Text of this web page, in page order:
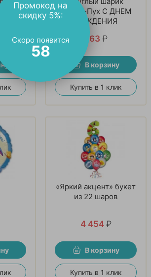
Винни-Пух С ДНЕМ
РОЖДЕНИЯ
463 ₽
В корзину
Купить в 1 клик
«Яркий акцент» букет
из 22 шаров
4 454 ₽
В корзину
Купить в 1 клик
Промокод на
скидку 5%:
Скоро появится
57